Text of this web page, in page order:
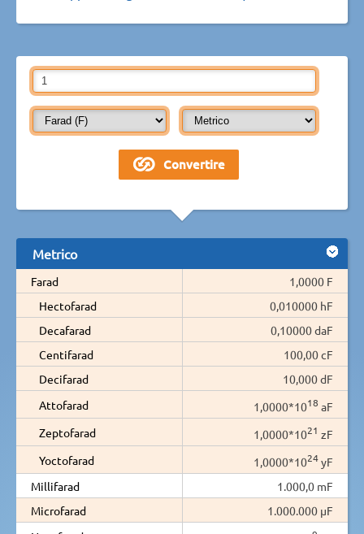
Metrico
Farad
1,0000 F
Hectofarad
0,010000 hF
Decafarad
0,10000 daF
Centifarad
100,00 cF
Decifarad
10,000 dF
Attofarad
1,0000*1018 aF
Zeptofarad
1,0000*1021 zF
Yoctofarad
1,0000*1024yF
Millifarad
1.000,0 mF
Microfarad
1.000.000 µF